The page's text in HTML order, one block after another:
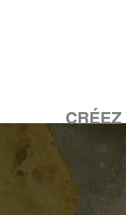
CRÉEZ